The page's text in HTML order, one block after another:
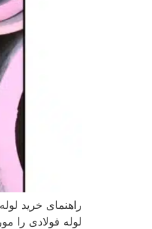
راهنمای خرید
لوله فولادی را